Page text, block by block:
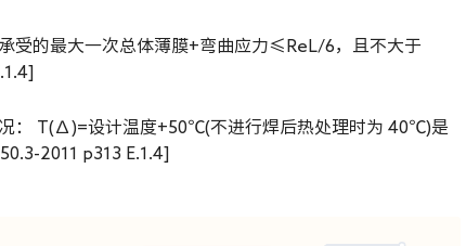
受的最大一次总体薄膜+弯曲应力≤ReL/6，且不大于
： T(∆)=设计温度+50℃(不进行焊后热处理时为 40℃)是
2011 p313 E.1.4]